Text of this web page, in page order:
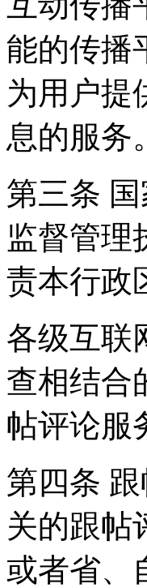
能的传播
为用户提
息的服务。
第三条
监督管理
责本行政
各级互联
查相结合
帖评论服
第四条
关的跟帖
或者省、